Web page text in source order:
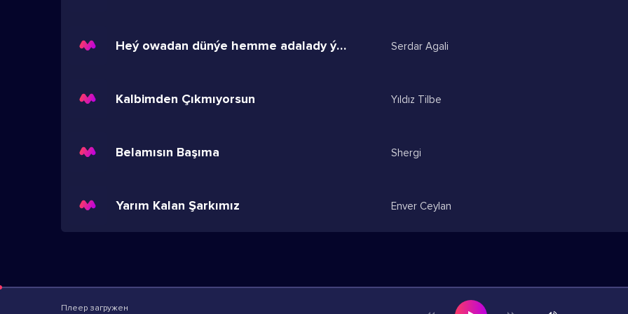
Heý owadan dünýe hemme adalady ýuwudan dünýe Serdar Agali
Kalbimden Çıkmıyorsun Yıldız Tilbe
Belamısın Başıma Shergi
Yarım Kalan Şarkımız Enver Ceylan
Плеер загружен